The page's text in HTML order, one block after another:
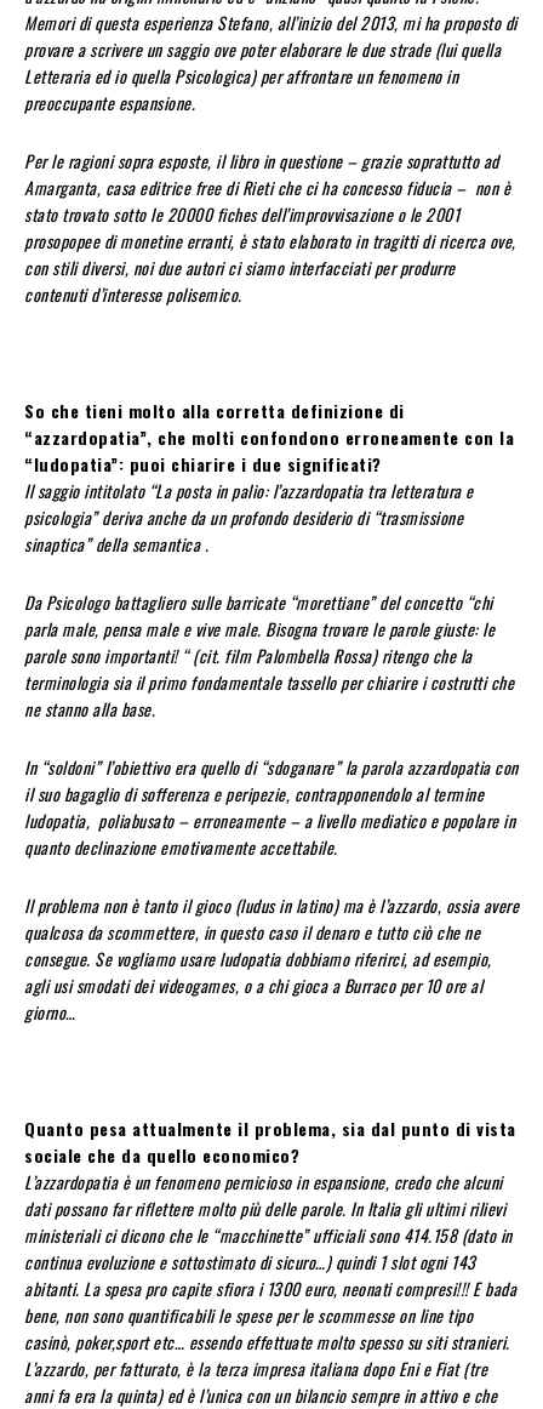
Memori di questa esperienza Stefano, all’inizio del 2013, mi ha proposto di
provare a scrivere un saggio ove poter elaborare le due strade (lui quella
Letteraria ed io quella Psicologica) per affrontare un fenomeno in
preoccupante espansione.
Per le ragioni sopra esposte, il libro in questione – grazie soprattutto ad
Amarganta, casa editrice free di Rieti che ci ha concesso fiducia – non è
stato trovato sotto le 20000 fiches dell’improvvisazione o le 2001
prosopopee di monetine erranti, è stato elaborato in tragitti di ricerca ove,
con stili diversi, noi due autori ci siamo interfacciati per produrre
contenuti d’interesse polisemico.
So che tieni molto alla corretta definizione di
“azzardopatia”, che molti confondono erroneamente con la
“ludopatia”: puoi chiarire i due significati?
Il saggio intitolato “La posta in palio: l’azzardopatia tra letteratura e
psicologia” deriva anche da un profondo desiderio di “trasmissione
sinaptica” della semantica .
Da Psicologo battagliero sulle barricate “morettiane” del concetto “chi
parla male, pensa male e vive male. Bisogna trovare le parole giuste: le
parole sono importanti! “ (cit. film Palombella Rossa) ritengo che la
terminologia sia il primo fondamentale tassello per chiarire i costrutti che
ne stanno alla base.
In “soldoni” l’obiettivo era quello di “sdoganare” la parola azzardopatia con
il suo bagaglio di sofferenza e peripezie, contrapponendolo al termine
ludopatia, poliabusato – erroneamente – a livello mediatico e popolare in
quanto declinazione emotivamente accettabile.
Il problema non è tanto il gioco (ludus in latino) ma è l’azzardo, ossia avere
qualcosa da scommettere, in questo caso il denaro e tutto ciò che ne
consegue. Se vogliamo usare ludopatia dobbiamo riferirci, ad esempio,
agli usi smodati dei videogames, o a chi gioca a Burraco per 10 ore al
giorno…
Quanto pesa attualmente il problema, sia dal punto di vista
sociale che da quello economico?
L’azzardopatia è un fenomeno pernicioso in espansione, credo che alcuni
dati possano far riflettere molto più delle parole. In Italia gli ultimi rilievi
ministeriali ci dicono che le “macchinette” ufficiali sono 414.158 (dato in
continua evoluzione e sottostimato di sicuro…) quindi 1 slot ogni 143
abitanti. La spesa pro capite sfiora i 1300 euro, neonati compresi!!! E bada
bene, non sono quantificabili le spese per le scommesse on line tipo
casinò, poker,sport etc… essendo effettuate molto spesso su siti stranieri.
L’azzardo, per fatturato, è la terza impresa italiana dopo Eni e Fiat (tre
anni fa era la quinta) ed è l’unica con un bilancio sempre in attivo e che